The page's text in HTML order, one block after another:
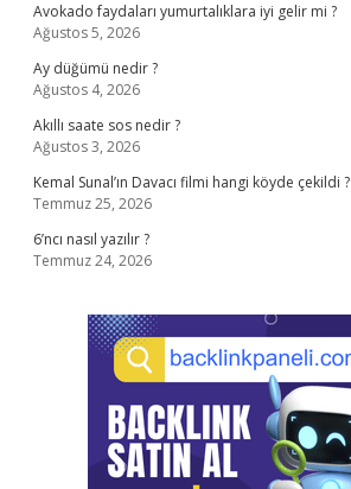
Avokado faydaları yumurtalıklara iyi gelir mi ?
Ağustos 5, 2026
Ay düğümü nedir ?
Ağustos 4, 2026
Akıllı saate sos nedir ?
Ağustos 3, 2026
Kemal Sunal’ın Davacı filmi hangi köyde çekildi ?
Temmuz 25, 2026
6’ncı nasıl yazılır ?
Temmuz 24, 2026